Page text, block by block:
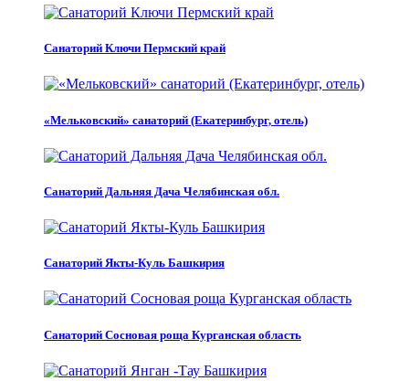
Санаторий Ключи Пермский край
«Мельковский» санаторий (Екатеринбург, отель)
Санаторий Дальняя Дача Челябинская обл.
Санаторий Якты-Куль Башкирия
Санаторий Сосновая роща Курганская область